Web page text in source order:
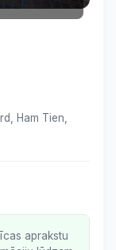
Ham Tien,
aprakstu